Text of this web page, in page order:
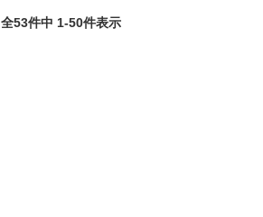
全53件中 1-50件表示